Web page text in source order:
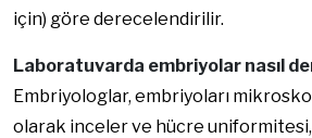
için) göre derecelendirilir.
Laboratuvarda embriyolar nasıl
Embriyologlar, embriyoları
olarak inceler ve hücre uniformitesi,